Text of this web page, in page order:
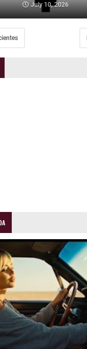
July 10, 2026